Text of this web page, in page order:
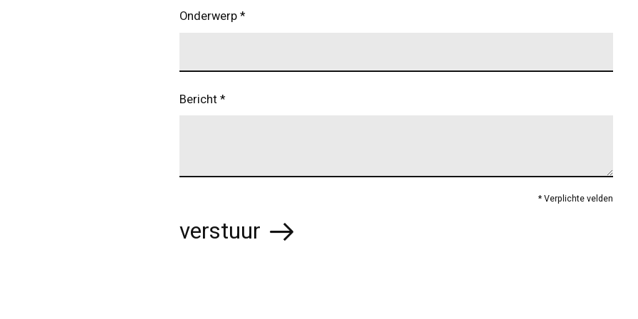
Onderwerp*
Bericht*
* Verplichte velden
verstuur